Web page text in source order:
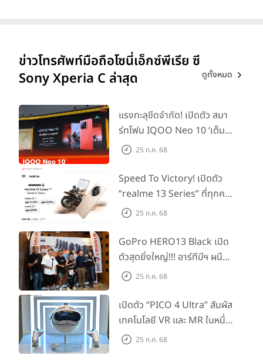
ข่าวโทรศัพท์มือถือโซนี่เอ็กซ์พีเรีย ซี
Sony Xperia C ล่าสุด
ดูทั้งหมด
แรงทะลุขีดจำกัด! เปิดตัว สมา
ร์ทโฟน IQOO Neo 10 ‘เต็ม
แม็กซ์ในทุกแมตช์’ ในราคาเริ่ม
25 ก.ค. 68
Speed To Victory! เปิดตัว
“realme 13 Series” ที่ทุกคน
รอคอย อัพเกรดชิปเซ็ตตัวแรง
Dominator แห่งปี! ในราคา
เริ่มต้นเพียง 8,999 บาท
25 ก.ค. 68
GoPro HERO13 Black เปิด
ตัวสุดยิ่งใหญ่!!! อาร์ทีบีฯ ผนึก
กำลัง Big Camera และ
สร้างสรรค์ ‘GoPro...Go Pro
Creators’
25 ก.ค. 68
เปิดตัว “PICO 4 Ultra” สัมผัส
เทคโนโลยี VR และ MR ในหนึ่ง
เดียว ยกระดับการทำงานและ
25 ก.ค. 68